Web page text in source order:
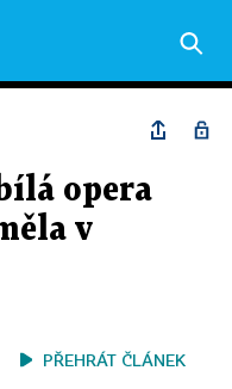
opera
v
PŘEHRÁT ČLÁNEK